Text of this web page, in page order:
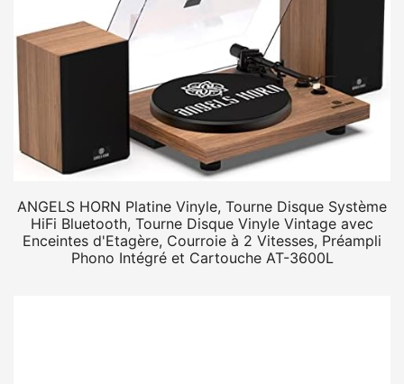
ANGELS HORN Platine Vinyle, Tourne Disque Système
HiFi Bluetooth, Tourne Disque Vinyle Vintage avec
Enceintes d'Etagère, Courroie à 2 Vitesses, Préampli
Phono Intégré et Cartouche AT-3600L